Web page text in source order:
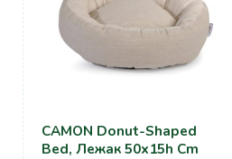
CAMON Donut-Shaped
Bed, Лежак 50x15h Cm